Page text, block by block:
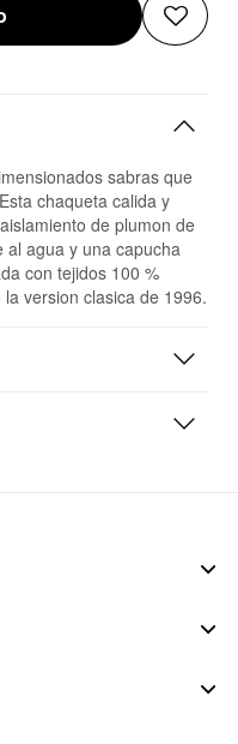
sabras que
chaqueta calida y
de plumon de
agua y una capucha
con tejidos 100 %
version clasica de 1996.